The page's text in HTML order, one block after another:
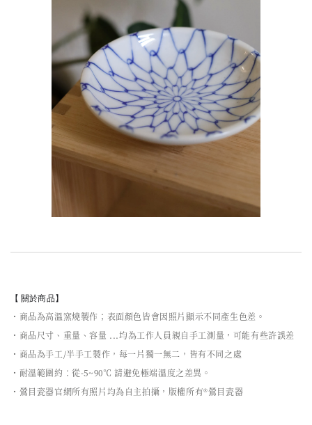
【 關於商品】
・商品為高溫窯燒製作；表面顏色皆會因照片顯示不同產生色差。
・商品尺寸、重量、容量 ...均為工作人員親自手工測量，可能有些許誤差
・商品為手工/半手工製作，每一片獨一無二，皆有不同之處
・耐溫範圍約：從-5~90℃ 請避免極端溫度之差異。
・鶯目瓷器官網所有照片均為自主拍攝，版權所有®鶯目瓷器